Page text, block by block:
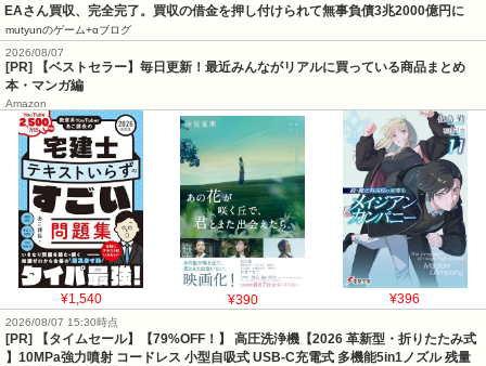
EAさん買収、完全完了。買収の借金を押し付けられて無事負債3兆2000億円に
mutyunのゲーム+αブログ
2026/08/07
[PR] 【ベストセラー】毎日更新！最近みんながリアルに買っている商品まとめ
本・マンガ編
Amazon
¥1,540 ¥390 ¥396
2026/08/07 15:30時点
[PR] 【タイムセール】【79%OFF！】 高圧洗浄機【2026 革新型・折りたたみ式
】10MPa強力噴射 コードレス 小型自吸式 USB-C充電式 多機能5in1ノズル 残量